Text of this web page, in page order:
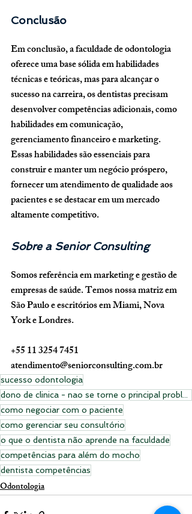
Conclusão
Em conclusão, a faculdade de odontologia
oferece uma base sólida em habilidades
técnicas e teóricas, mas para alcançar o
sucesso na carreira, os dentistas precisam
desenvolver competências adicionais, como
habilidades em comunicação,
gerenciamento financeiro e marketing.
Essas habilidades são essenciais para
construir e manter um negócio próspero,
fornecer um atendimento de qualidade aos
pacientes e se destacar em um mercado
altamente competitivo.
Sobre a Senior Consulting
Somos referência em marketing e gestão de
empresas de saúde. Temos nossa matriz em
São Paulo e escritórios em Miami, Nova
York e Londres.
+55 11 3254 7451
atendimento@seniorconsulting.com.br
sucesso odontologia
dono de clinica - nao se torne o principal problema da sua clinica
como negociar com o paciente
como gerenciar seu consultório
o que o dentista não aprende na faculdade
competências para além do mocho
dentista competências
Odontologia